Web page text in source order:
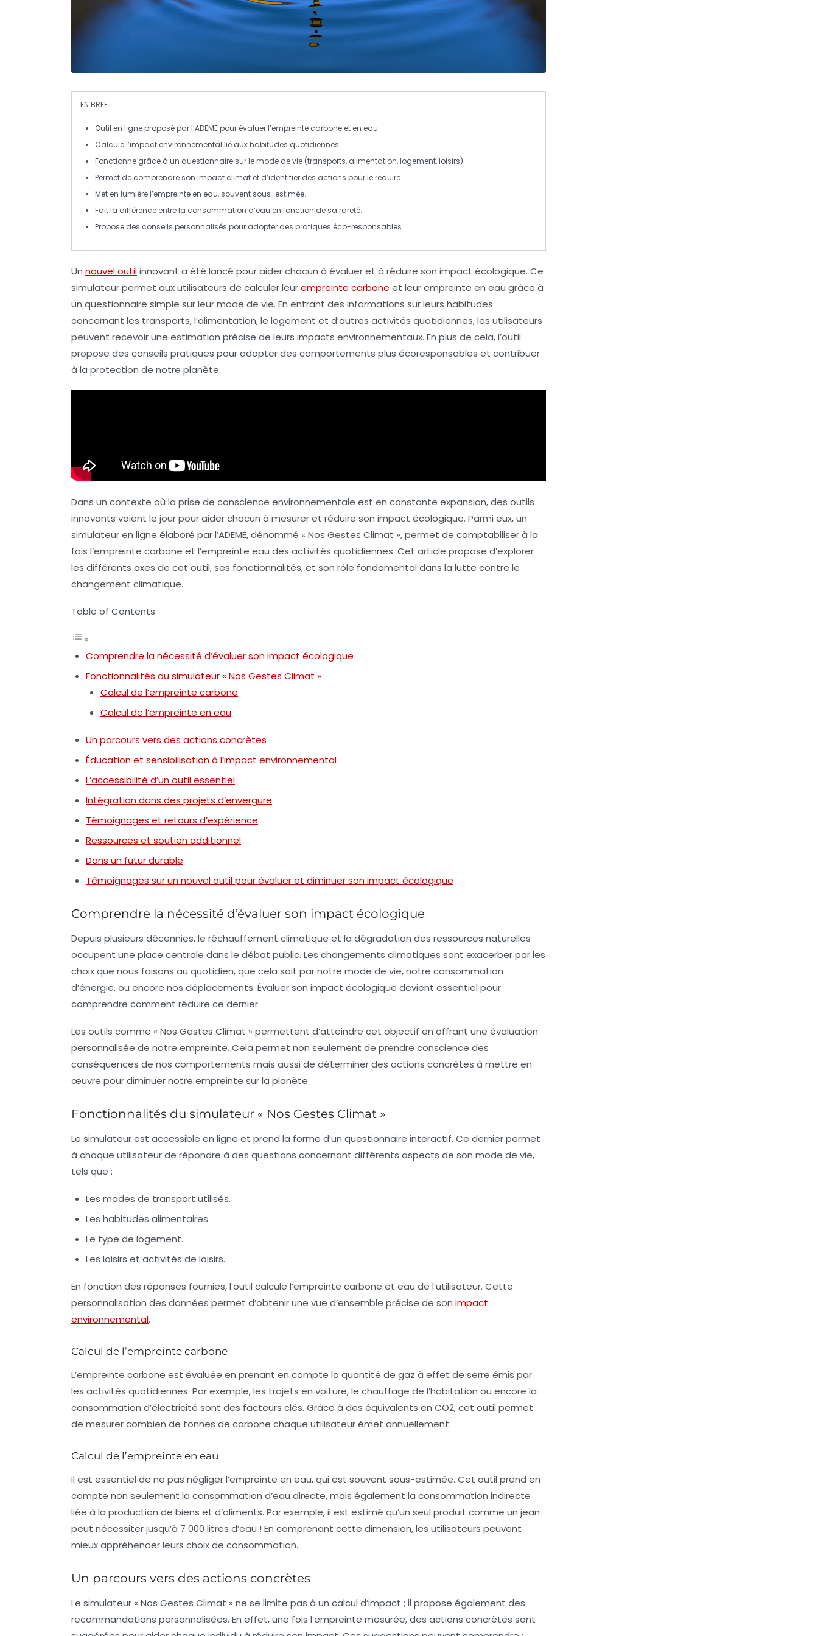
EN BREF
Outil en ligneproposé par l’ADEME pour évaluer l’empreinte carbone et en eau.
Calcule l’impact environnemental lié auxhabitudes quotidiennes.
Fonctionne grâce à un questionnaire sur le mode de vie (transports, alimentation, logement, loisirs).
Permet de comprendre son impact climat et d’identifier des actions pour le réduire.
Met en lumière l’empreinte en eau, souvent sous-estimée.
Fait la différence entre la consommation d’eau en fonction de sa rareté.
Propose des conseils personnalisés pour adopter des pratiques éco-responsables.
Un nouvel outilinnovant a été lancé pour aider chacun à évalueret à réduire son impact écologique. Ce
simulateur permet aux utilisateurs de calculer leurempreinte carbone et leurempreinte en eau grâce à
un questionnaire simple sur leur mode de vie. En entrant des informations sur leurs habitudes
concernant les transports, l’alimentation, le logement et d’autres activités quotidiennes, les utilisateurs
peuvent recevoir une estimation précise de leurs impacts environnementaux. En plus de cela, l’outil
propose des conseils pratiques pour adopter des comportements plus écoresponsables et contribuer
à la protection de notre planète.
Dans un contexte où la prise de conscience environnementale est en constante expansion, des outils
innovants voient le jour pour aider chacun à mesurer et réduire son impact écologique. Parmi eux, un
simulateur en ligne élaboré par l’ADEME, dénommé « Nos Gestes Climat », permet de comptabiliser à la
fois l’empreinte carbone et l’empreinte eau des activités quotidiennes. Cet article propose d’explorer
les différents axes de cet outil, ses fonctionnalités, et son rôle fondamental dans la lutte contre le
changement climatique.
Table of Contents
Comprendre la nécessité d’évaluer son impact écologique
Fonctionnalités du simulateur « Nos Gestes Climat »
Calcul de l’empreinte carbone
Calcul de l’empreinte en eau
Un parcours vers des actions concrètes
Éducation et sensibilisation à l’impact environnemental
L’accessibilité d’un outil essentiel
Intégration dans des projets d’envergure
Témoignages et retours d’expérience
Ressources et soutien additionnel
Dans un futur durable
Témoignages sur un nouvel outil pour évaluer et diminuer son impact écologique
Comprendre la nécessité d’évaluer son impact écologique
Depuis plusieurs décennies, le réchauffement climatique et la dégradation des ressources naturelles
occupent une place centrale dans le débat public. Les changements climatiques sont exacerber par les
choix que nous faisons au quotidien, que cela soit par notre mode de vie, notre consommation
d’énergie, ou encore nos déplacements. Évaluer son impact écologique devient essentiel pour
comprendre comment réduire ce dernier.
Les outils comme « Nos Gestes Climat » permettent d’atteindre cet objectif en offrant une évaluation
personnalisée de notre empreinte. Cela permet non seulement de prendre conscience des
conséquences de nos comportements mais aussi de déterminer des actions concrètes à mettre en
œuvre pour diminuer notre empreinte sur la planète.
Fonctionnalités du simulateur « Nos Gestes Climat »
Le simulateur est accessible en ligne et prend la forme d’un questionnaire interactif. Ce dernier permet
à chaque utilisateur de répondre à des questions concernant différents aspects de son mode de vie,
tels que :
Les modes de transport utilisés.
Les habitudes alimentaires.
Le type de logement.
Les loisirs et activités de loisirs.
En fonction des réponses fournies, l’outil calcule l’empreinte carbone et eau de l’utilisateur. Cette
personnalisation des données permet d’obtenir une vue d’ensemble précise de son impact
environnemental.
Calcul de l’empreinte carbone
L’empreinte carbone est évaluée en prenant en compte la quantité de gaz à effet de serre émis par
les activités quotidiennes. Par exemple, les trajets en voiture, le chauffage de l’habitation ou encore la
consommation d’électricité sont des facteurs clés. Grâce à des équivalents en CO2, cet outil permet
de mesurer combien de tonnes de carbone chaque utilisateur émet annuellement.
Calcul de l’empreinte en eau
Il est essentiel de ne pas négliger l’empreinte en eau, qui est souvent sous-estimée. Cet outil prend en
compte non seulement la consommation d’eau directe, mais également la consommation indirecte
liée à la production de biens et d’aliments. Par exemple, il est estimé qu’un seul produit comme un jean
peut nécessiter jusqu’à 7 000 litres d’eau ! En comprenant cette dimension, les utilisateurs peuvent
mieux appréhender leurs choix de consommation.
Un parcours vers des actions concrètes
Le simulateur « Nos Gestes Climat » ne se limite pas à un calcul d’impact ; il propose également des
recommandations personnalisées. En effet, une fois l’empreinte mesurée, des actions concrètes sont